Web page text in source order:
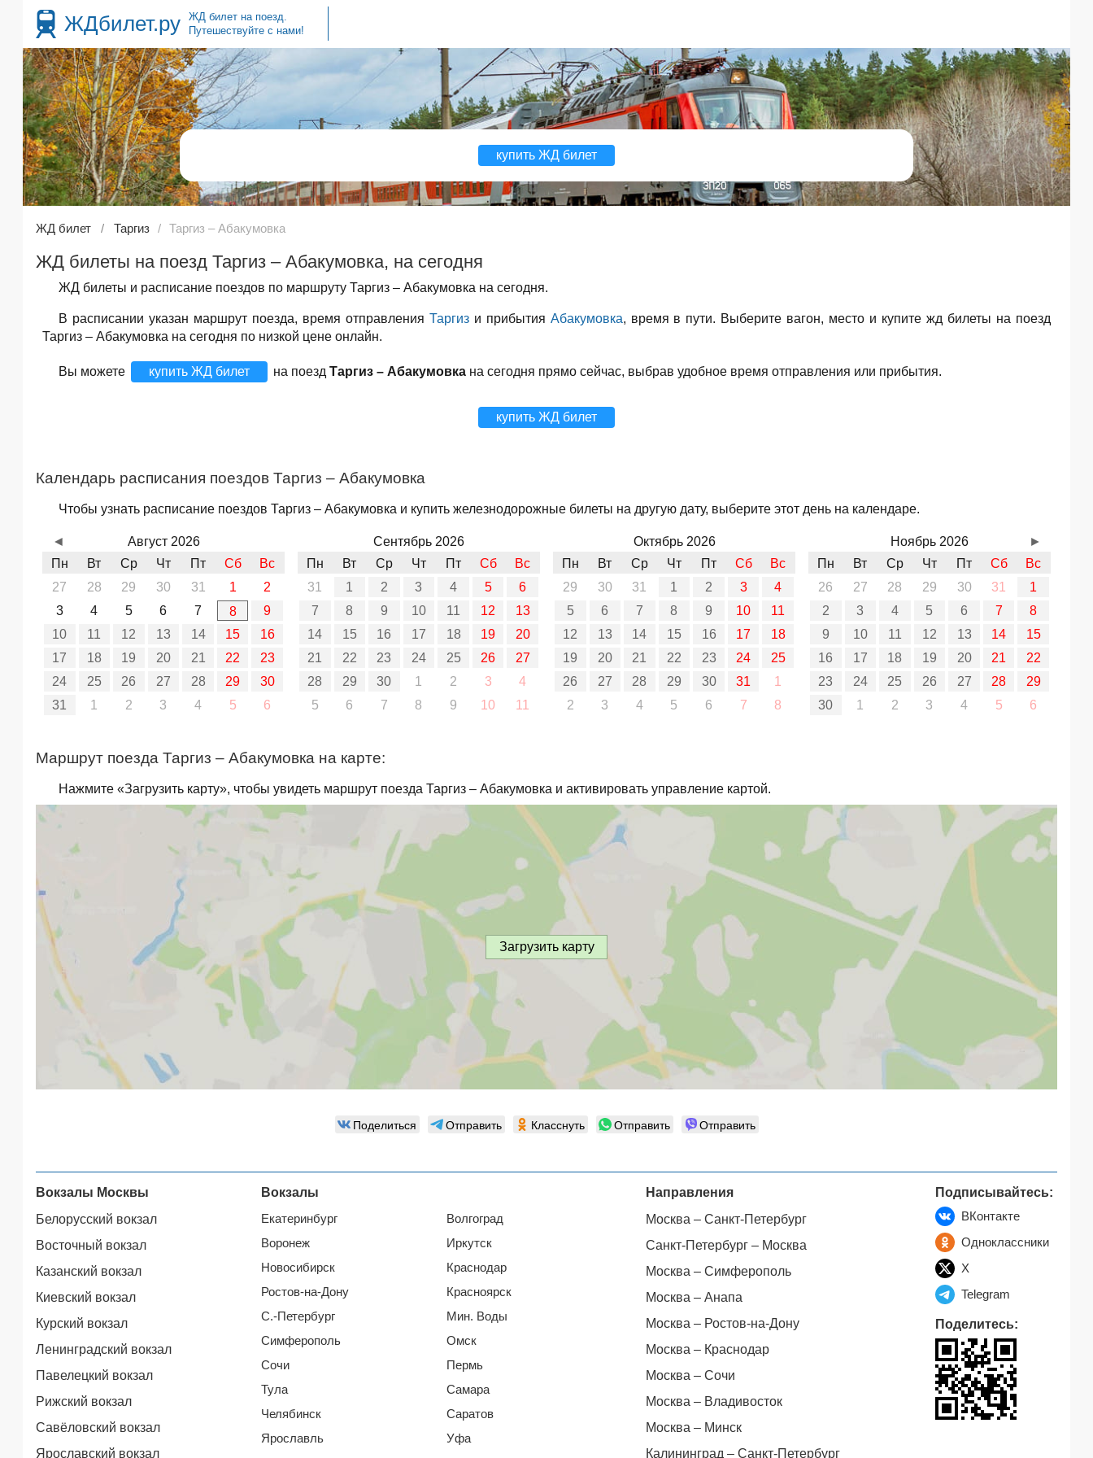
ЖДбилет.ру
ЖД билет на поезд.
Путешествуйте с нами!
купить ЖД билет
ЖД билет Таргиз Таргиз – Абакумовка
ЖД билеты на поезд Таргиз – Абакумовка, на сегодня
ЖД билеты и расписание поездов по маршруту Таргиз – Абакумовка на сегодня.
В расписании указан маршрут поезда, время отправления Таргизи прибытия Абакумовка, время в пути. Выберите вагон, место и купите жд билеты на поезд
Таргиз – Абакумовка на сегодня по низкой цене онлайн.
Вы можете купить ЖД билет на поезд Таргиз – Абакумовка на сегодня прямо сейчас, выбрав удобное время отправления или прибытия.
купить ЖД билет
Календарь расписания поездов Таргиз – Абакумовка
Чтобы узнать расписание поездов Таргиз – Абакумовка и купить железнодорожные билеты на другую дату, выберите этот день на календаре.
Август 2026
Пн
Вт Ср Чт Пт Сб
Вс
27
28 29 30 31 1
2
3
4 5 6 7 8
9
10
11 12 13 14 15
16
17
18 19 20 21 22
23
24
25 26 27 28 29
30
31
1 2 3 4 5 6
Сентябрь 2026
Пн
Вт Ср Чт Пт Сб
Вс
31
1 2 3 4 5
6
7
8 9 10 11 12
13
14
15 16 17 18 19
20
21
22 23 24 25 26
27
28
29 30 1 2 3
4
5
6 7 8 9 10 11
Октябрь 2026
Пн
Вт Ср Чт Пт Сб
Вс
29
30 31 1 2 3
4
5
6 7 8 9 10
11
12
13 14 15 16 17
18
19
20 21 22 23 24
25
26
27 28 29 30 31
1
2
3 4 5 6 7 8
Ноябрь 2026
Пн
Вт Ср Чт Пт Сб
Вс
26
27 28 29 30 31
1
2
3 4 5 6 7
8
9
10 11 12 13 14
15
16
17 18 19 20 21
22
23
24 25 26 27 28
29
30
1 2 3 4 5 6
◄ ►
Маршрут поезда Таргиз – Абакумовка на карте:
Нажмите «Загрузить карту», чтобы увидеть маршрут поезда Таргиз – Абакумовка и активировать управление картой.
Загрузить карту
Поделиться Отправить Класснуть Отправить Отправить
Вокзалы Москвы
Белорусский вокзал
Восточный вокзал
Казанский вокзал
Киевский вокзал
Курский вокзал
Ленинградский вокзал
Павелецкий вокзал
Рижский вокзал
Савёловский вокзал
Ярославский вокзал
Вокзалы
Екатеринбург
Воронеж
Новосибирск
Ростов-на-Дону
С.-Петербург
Симферополь
Сочи
Тула
Челябинск
Ярославль
Волгоград
Иркутск
Краснодар
Красноярск
Мин. Воды
Омск
Пермь
Самара
Саратов
Уфа
Направления
Москва – Санкт-Петербург
Санкт-Петербург – Москва
Москва – Симферополь
Москва – Анапа
Москва – Ростов-на-Дону
Москва – Краснодар
Москва – Сочи
Москва – Владивосток
Москва – Минск
Калининград – Санкт-Петербург
Подписывайтесь:
ВКонтакте
Одноклассники
X
Telegram
Поделитесь: